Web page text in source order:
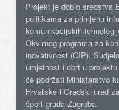
Projekt je dobio sredstva
politikama za primjenu
komunikacijskih
Okvirnog programa za
inovativnost (CIP).
umjetnost i obrt u
će podržati Ministarstvo
Hrvatske i Gradski ured
šport grada Zagreba.